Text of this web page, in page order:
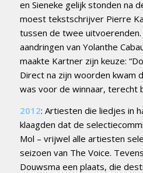
en Sieneke gelijk stonden na
moest tekstschrijver Pierre
tussen de twee uitvoerenden.
aandringen van Yolanthe
maakte Kartner zijn keuze:
Direct na zijn woorden kwam
was voor de winnaar, terecht
2012: Artiesten die liedjes in
klaagden dat de
Mol – vrijwel alle artiesten
seizoen van The Voice.
Douwsma een plaats, die